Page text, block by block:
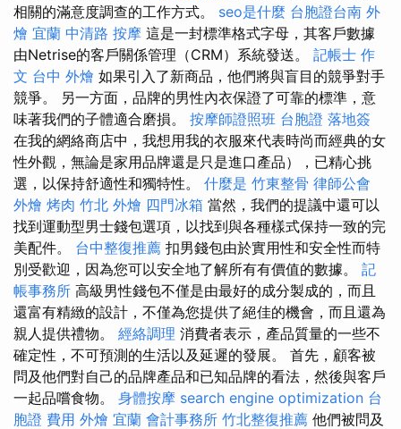
相關的滿意度調查的工作方式。 seo是什麼 台胞證台南 外
燴 宜蘭 中清路 按摩 這是一封標準格式字母，其客戶數據
由Netrise的客戶關係管理（CRM）系統發送。 記帳士 作
文 台中 外燴 如果引入了新商品，他們將與盲目的競爭對手
競爭。 另一方面，品牌的男性內衣保證了可靠的標準，意
味著我們的子體適合磨損。 按摩師證照班 台胞證 落地簽
在我的網絡商店中，我想用我的衣服來代表時尚而經典的女
性外觀，無論是家用品牌還是只是進口產品），已精心挑
選，以保持舒適性和獨特性。 什麼是 竹東整骨 律師公會
外燴 烤肉 竹北 外燴 四門冰箱 當然，我們的提議中還可以
找到運動型男士錢包選項，以找到與各種樣式保持一致的完
美配件。 台中整復推薦 扣男錢包由於實用性和安全性而特
別受歡迎，因為您可以安全地了解所有有價值的數據。 記
帳事務所 高級男性錢包不僅是由最好的成分製成的，而且
還富有精緻的設計，不僅為您提供了絕佳的機會，而且還為
親人提供禮物。 經絡調理 消費者表示，產品質量的一些不
確定性，不可預測的生活以及延遲的發展。 首先，顧客被
問及他們對自己的品牌產品和已知品牌的看法，然後與客戶
一起品嚐食物。 身體按摩 search engine optimization 台
胞證 費用 外燴 宜蘭 會計事務所 竹北整復推薦 他們被問及